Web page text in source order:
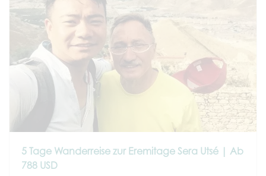
5 Tage Wanderreise zur Eremitage Sera Utsé | Ab
788 USD